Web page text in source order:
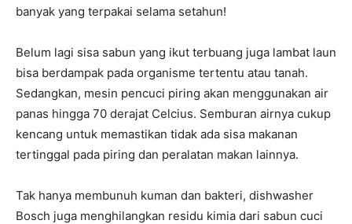
banyak yang terpakai selama setahun!
Belum lagi sisa sabun yang ikut terbuang juga lambat laun
bisa berdampak pada organisme tertentu atau tanah.
Sedangkan, mesin pencuci piring akan menggunakan air
panas hingga 70 derajat Celcius. Semburan airnya cukup
kencang untuk memastikan tidak ada sisa makanan
tertinggal pada piring dan peralatan makan lainnya.
Tak hanya membunuh kuman dan bakteri, dishwasher
Bosch juga menghilangkan residu kimia dari sabun cuci